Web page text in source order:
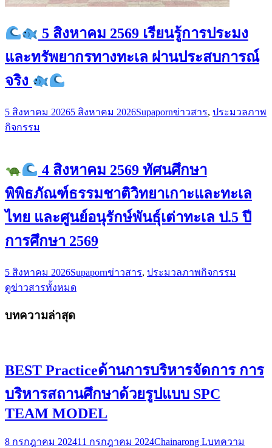
5 สิงหาคม 2569 เรียนรู้การประมง
และทรัพยากรทางทะเล ผ่านประสบการณ์
จริง
5 สิงหาคม 20265 สิงหาคม 2026Supapornข่าวสาร, ประมวลภาพ
กิจกรรม
4 สิงหาคม 2569 ทัศนศึกษา
พิพิธภัณฑ์ธรรมชาติวิทยาเกาะและทะเล
ไทย และศูนย์อนุรักษ์พันธุ์เต่าทะเล ป.5 ปี
การศึกษา 2569
5 สิงหาคม 2026Supapornข่าวสาร, ประมวลภาพกิจกรรม
ดูข่าวสารทั้งหมด
บทความล่าสุด
BEST Practiceด้านการบริหารจัดการ การ
บริหารสถานศึกษาด้วยรูปแบบ SPC
TEAM MODEL
8 กรกฎาคม 202411 กรกฎาคม 2024Chainarong Lบทความ